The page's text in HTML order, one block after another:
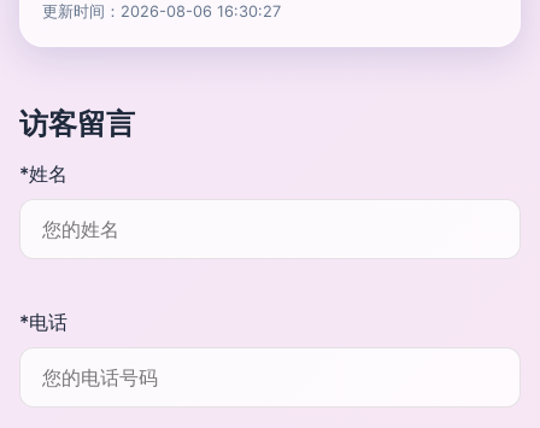
更新时间：2026-08-06 16:30:27
访客留言
*姓名
*电话